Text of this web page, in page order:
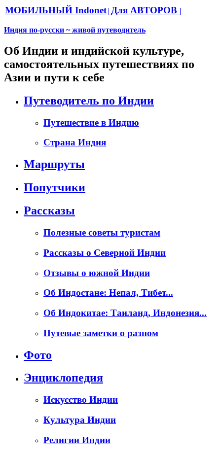
МОБИЛЬНЫЙ Indonet| Для АВТОРОВ |
Индия по-русски ~ живой путеводитель
Об Индии и индийской культуре,
самостоятельных путешествиях по
Азии и пути к себе
Путеводитель по Индии
Путешествие в Индию
Страна Индия
Маршруты
Попутчики
Рассказы
Полезные советы туристам
Рассказы о Северной Индии
Отзывы о южной Индии
Об Индостане: Непал, Тибет...
Об Индокитае: Таиланд, Индонезия...
Путевые заметки о разном
Фото
Энциклопедия
Искусство Индии
Культура Индии
Религии Индии